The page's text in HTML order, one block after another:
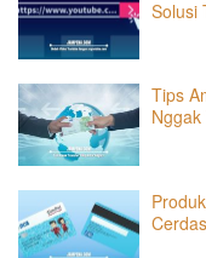
Solusi
Tips
Nggak